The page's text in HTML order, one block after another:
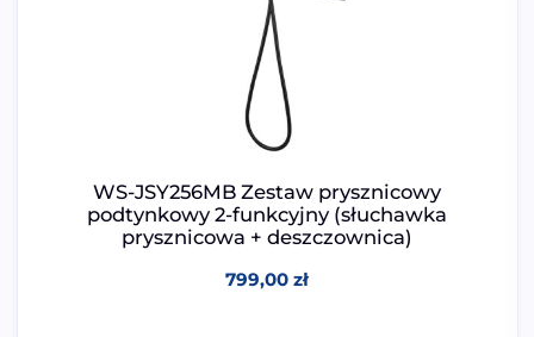
WS-JSY256MB Zestaw prysznicowy
podtynkowy 2-funkcyjny (słuchawka
prysznicowa + deszczownica)
799,00zł